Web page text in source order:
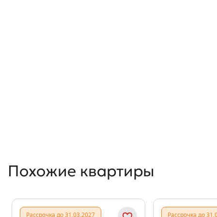
Похожие квартиры
Рассрочка до 31.03.2027 Рассрочка до